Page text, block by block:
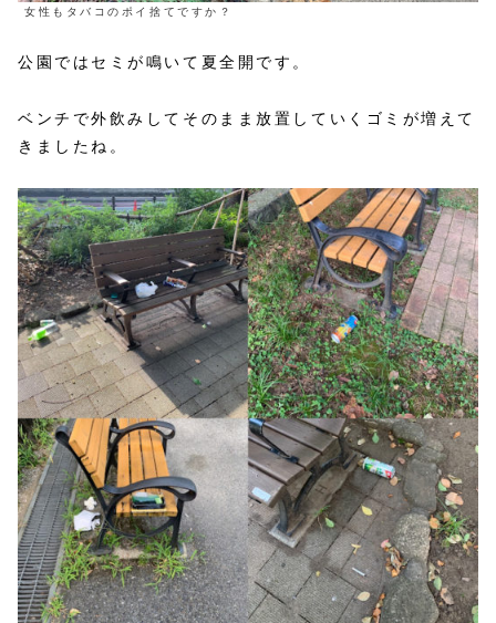
女性もタバコのポイ捨てですか？
公園ではセミが鳴いて夏全開です。
ベンチで外飲みしてそのまま放置していくゴミが増えて
きましたね。